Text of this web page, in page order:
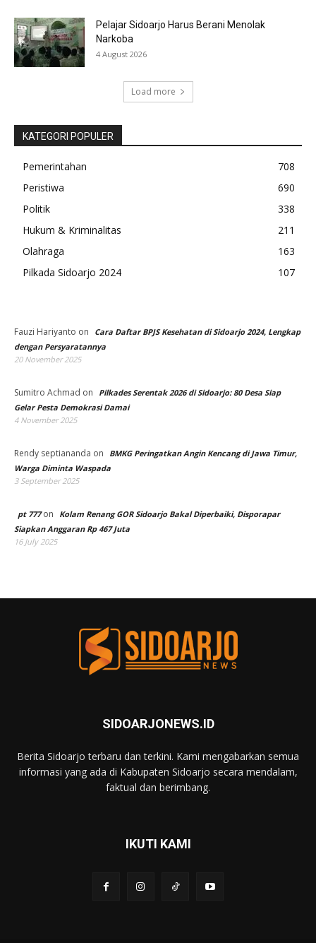
Pelajar Sidoarjo Harus Berani Menolak
Narkoba
4 August 2026
Load more
KATEGORI POPULER
Pemerintahan
708
Peristiwa
690
Politik
338
Hukum & Kriminalitas
211
Olahraga
163
Pilkada Sidoarjo 2024
107
Fauzi Hariyanto on
Cara Daftar BPJS Kesehatan di Sidoarjo 2024, Lengkap
dengan Persyaratannya
20 November 2025
Sumitro Achmad on
Pilkades Serentak 2026 di Sidoarjo: 80 Desa Siap
Gelar Pesta Demokrasi Damai
4 November 2025
Rendy septiananda on
BMKG Peringatkan Angin Kencang di Jawa Timur,
Warga Diminta Waspada
3 September 2025
pt 777on
Kolam Renang GOR Sidoarjo Bakal Diperbaiki, Disporapar
Siapkan Anggaran Rp 467 Juta
16 July 2025
SIDOARJONEWS.ID
Berita Sidoarjo terbaru dan terkini. Kami mengabarkan semua
informasi yang ada di Kabupaten Sidoarjo secara mendalam,
faktual dan berimbang.
IKUTI KAMI